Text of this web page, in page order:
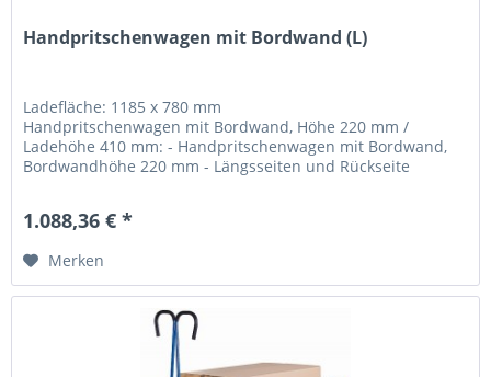
Handpritschenwagen mit Bordwand (L)
Ladefläche: 1185 x 780 mm
Handpritschenwagen mit Bordwand, Höhe 220 mm /
Ladehöhe 410 mm: - Handpritschenwagen mit Bordwand,
Bordwandhöhe 220 mm - Längsseiten und Rückseite
1.088,36 € *
Merken